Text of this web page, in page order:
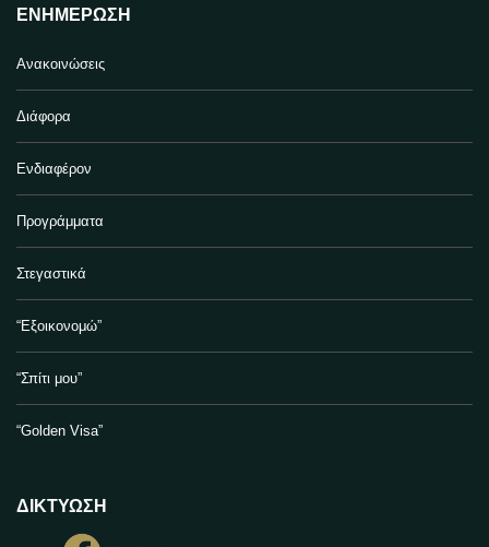
ΕΝΗΜΈΡΩΣΗ
Ανακοινώσεις
Διάφορα
Ενδιαφέρον
Προγράμματα
Στεγαστικά
“Εξοικονομώ”
“Σπίτι μου”
“Golden Visa”
ΔΙΚΤΥΩΣΗ